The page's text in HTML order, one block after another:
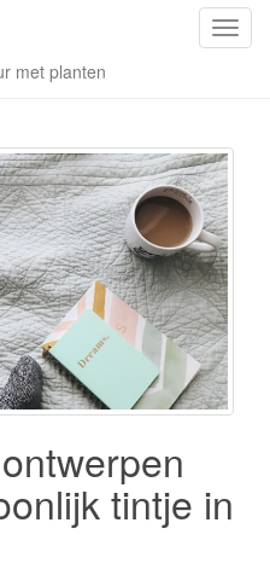
S
k
e
l
n
a
v
i
g
a
t
i
met planten
tintje in